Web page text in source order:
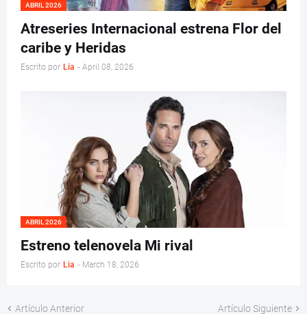
ABRIL 2026
Atreseries Internacional estrena Flor del
caribe y Heridas
Escrito por Lia - April 08, 2026
ABRIL 2026
Estreno telenovela Mi rival
Escrito por Lia - March 18, 2026
Artículo Anterior Artículo Siguiente